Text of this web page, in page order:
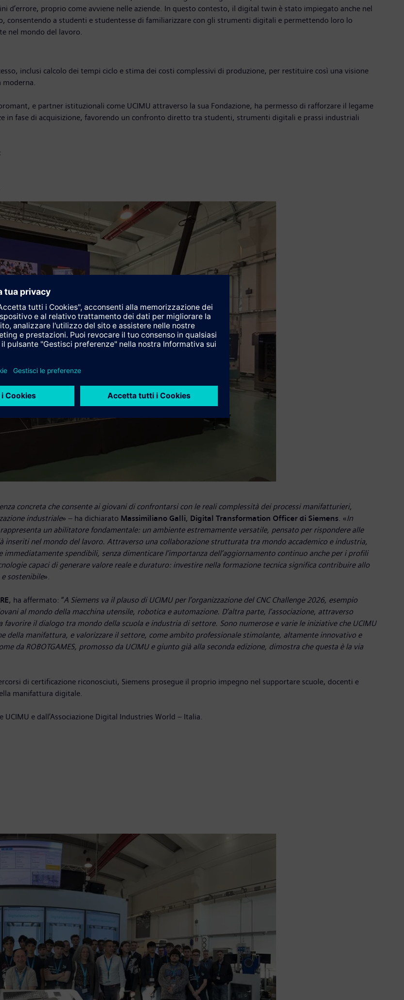
d’errore, proprio come avviene nelle aziende. In questo contesto, il digital twin è stato impiegato anche nel
consentendo a studenti e studentesse di familiarizzare con gli strumenti digitali e permettendo loro lo
nel mondo del lavoro.
inclusi calcolo dei tempi ciclo e stima dei costi complessivi di produzione, per restituire così una visione
e partner istituzionali come UCIMU attraverso la sua Fondazione, ha permesso di rafforzare il legame
in fase di acquisizione, favorendo un confronto diretto tra studenti, strumenti digitali e prassi industriali
concreta che consente ai giovani di confrontarsi con le reali complessità dei processi manifatturieri,
industriale» – ha dichiarato Massimiliano Galli, Digital Transformation Officer di Siemens . «In
un abilitatore fondamentale: un ambiente estremamente versatile, pensato per rispondere alle
nel mondo del lavoro. Attraverso una collaborazione strutturata tra mondo accademico e industria,
spendibili, senza dimenticare l’importanza dell’aggiornamento continuo anche per i profili
capaci di generare valore reale e duraturo: investire nella formazione tecnica significa contribuire allo
sostenibile».
, ha affermato: “A Siemens va il plauso di UCIMU per l’organizzazione del CNC Challenge 2026, esempio
al mondo della macchina utensile, robotica e automazione. D’altra parte, l’associazione, attraverso
il dialogo tra mondo della scuola e industria di settore. Sono numerose e varie le iniziative che UCIMU
della manifattura, e valorizzare il settore, come ambito professionale stimolante, altamente innovativo e
da ROBOTGAMES, promosso da UCIMU e giunto già alla seconda edizione, dimostra che questa è la via
di certificazione riconosciuti, Siemens prosegue il proprio impegno nel supportare scuole, docenti e
manifattura digitale.
e dall’Associazione Digital Industries World – Italia.